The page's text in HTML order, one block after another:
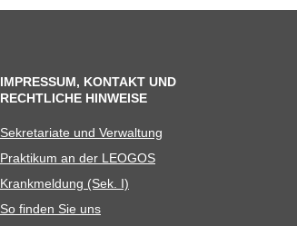
IMPRESSUM, KONTAKT UND
RECHTLICHE HINWEISE
Sekre­ta­riate und Verwaltung
Prak­ti­kum an der LEOGOS
Krank­mel­dung (Sek. I)
So fin­den Sie uns